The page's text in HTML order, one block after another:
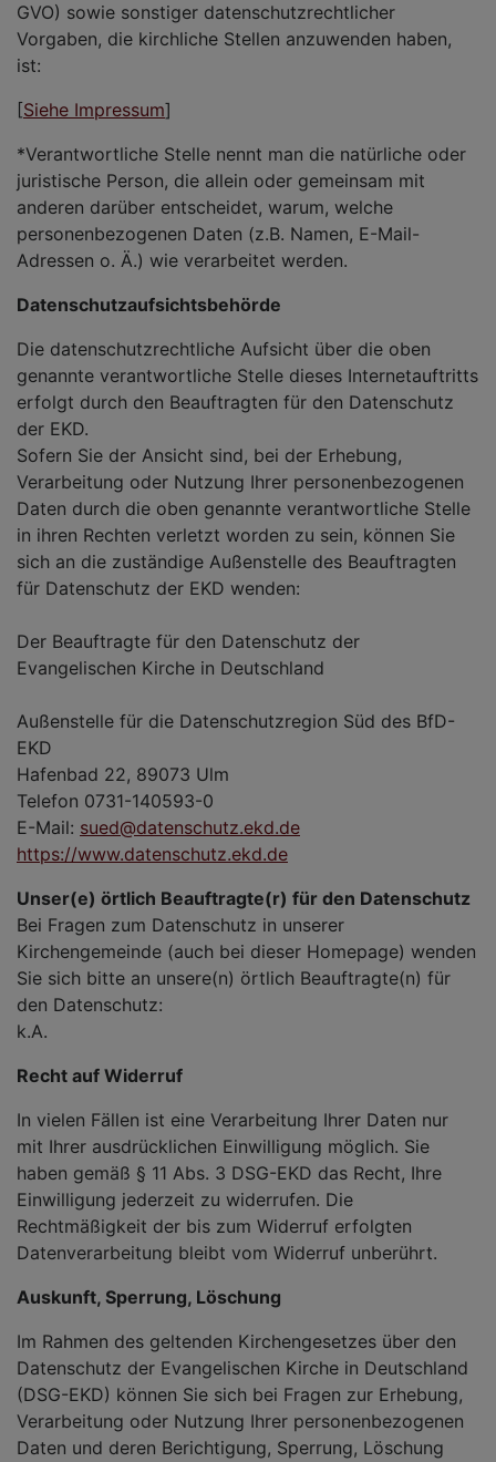
GVO) sowie sonstiger datenschutzrechtlicher
Vorgaben, die kirchliche Stellen anzuwenden haben,
ist:
[Siehe Impressum]
*Verantwortliche Stelle nennt man die natürliche oder
juristische Person, die allein oder gemeinsam mit
anderen darüber entscheidet, warum, welche
personenbezogenen Daten (z.B. Namen, E-Mail-
Adressen o. Ä.) wie verarbeitet werden.
Datenschutzaufsichtsbehörde
Die datenschutzrechtliche Aufsicht über die oben
genannte verantwortliche Stelle dieses Internetauftritts
erfolgt durch den Beauftragten für den Datenschutz
der EKD.
Sofern Sie der Ansicht sind, bei der Erhebung,
Verarbeitung oder Nutzung Ihrer personenbezogenen
Daten durch die oben genannte verantwortliche Stelle
in ihren Rechten verletzt worden zu sein, können Sie
sich an die zuständige Außenstelle des Beauftragten
für Datenschutz der EKD wenden:
Der Beauftragte für den Datenschutz der
Evangelischen Kirche in Deutschland
Außenstelle für die Datenschutzregion Süd des BfD-
EKD
Hafenbad 22, 89073 Ulm
Telefon 0731-140593-0
E-Mail: sued@datenschutz.ekd.de
https://www.datenschutz.ekd.de
Unser(e) örtlich Beauftragte(r) für den Datenschutz
Bei Fragen zum Datenschutz in unserer
Kirchengemeinde (auch bei dieser Homepage) wenden
Sie sich bitte an unsere(n) örtlich Beauftragte(n) für
den Datenschutz:
k.A.
Recht auf Widerruf
In vielen Fällen ist eine Verarbeitung Ihrer Daten nur
mit Ihrer ausdrücklichen Einwilligung möglich. Sie
haben gemäß § 11 Abs. 3 DSG-EKD das Recht, Ihre
Einwilligung jederzeit zu widerrufen. Die
Rechtmäßigkeit der bis zum Widerruf erfolgten
Datenverarbeitung bleibt vom Widerruf unberührt.
Auskunft, Sperrung, Löschung
Im Rahmen des geltenden Kirchengesetzes über den
Datenschutz der Evangelischen Kirche in Deutschland
(DSG-EKD) können Sie sich bei Fragen zur Erhebung,
Verarbeitung oder Nutzung Ihrer personenbezogenen
Daten und deren Berichtigung, Sperrung, Löschung